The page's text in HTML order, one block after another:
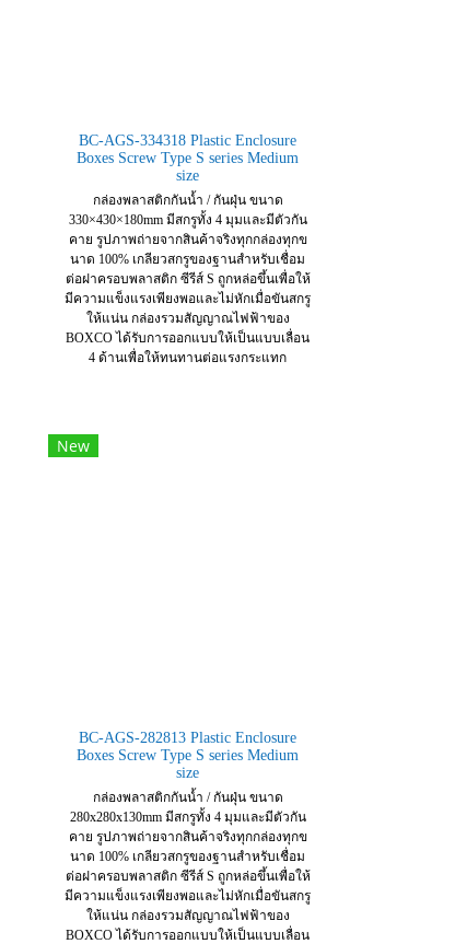
BC-AGS-334318 Plastic Enclosure
Boxes Screw Type S series Medium
size
กล่องพลาสติกกันน้ำ / กันฝุ่น ขนาด
330×430×180mm มีสกรูทั้ง 4 มุมและมีตัวกัน
คาย รูปภาพถ่ายจากสินค้าจริงทุกกล่องทุกข
นาด 100% เกลียวสกรูของฐานสำหรับเชื่อม
ต่อฝาครอบพลาสติก ซีรีส์ S ถูกหล่อขึ้นเพื่อให้
มีความแข็งแรงเพียงพอและไม่หักเมื่อขันสกรู
ให้แน่น กล่องรวมสัญญาณไฟฟ้าของ
BOXCO ได้รับการออกแบบให้เป็นแบบเลื่อน
4 ด้านเพื่อให้ทนทานต่อแรงกระแทก
New
BC-AGS-282813 Plastic Enclosure
Boxes Screw Type S series Medium
size
กล่องพลาสติกกันน้ำ / กันฝุ่น ขนาด
280x280x130mm มีสกรูทั้ง 4 มุมและมีตัวกัน
คาย รูปภาพถ่ายจากสินค้าจริงทุกกล่องทุกข
นาด 100% เกลียวสกรูของฐานสำหรับเชื่อม
ต่อฝาครอบพลาสติก ซีรีส์ S ถูกหล่อขึ้นเพื่อให้
มีความแข็งแรงเพียงพอและไม่หักเมื่อขันสกรู
ให้แน่น กล่องรวมสัญญาณไฟฟ้าของ
BOXCO ได้รับการออกแบบให้เป็นแบบเลื่อน